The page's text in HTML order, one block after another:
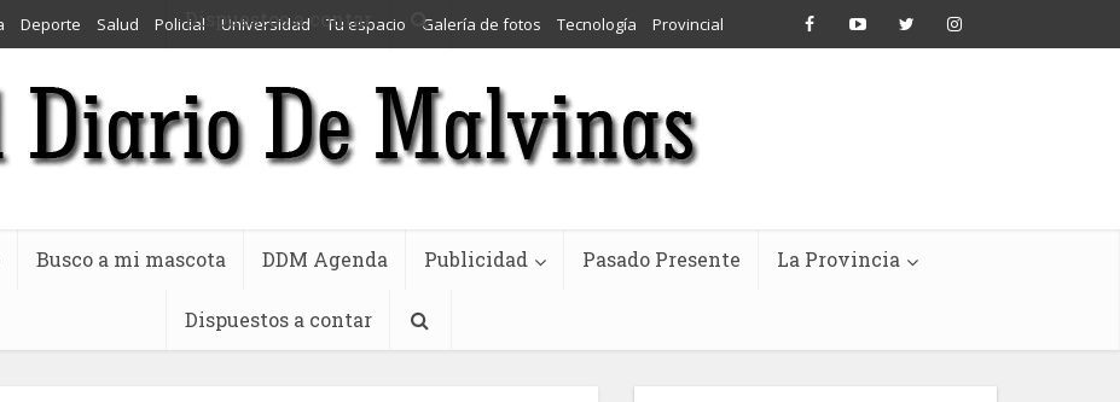
Dispuestos a contar
Deporte Salud Policial Universidad Tu espacio Galería de fotos Tecnología Provincial
Busco a mi mascota DDM Agenda Publicidad Pasado Presente La Provincia
Dispuestos a contar